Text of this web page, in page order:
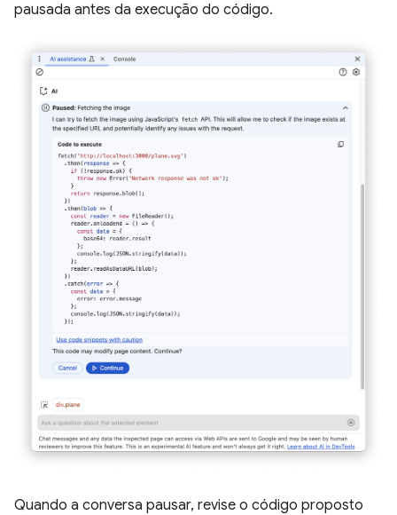
pausada antes da execução do código.
Quando a conversa pausar, revise o código proposto